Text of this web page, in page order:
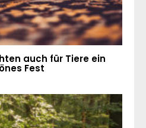
auch für Tiere ein
Fest